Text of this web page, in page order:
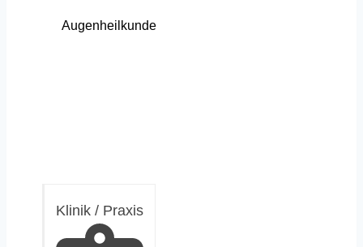
Augenheilkunde
Klinik / Praxis